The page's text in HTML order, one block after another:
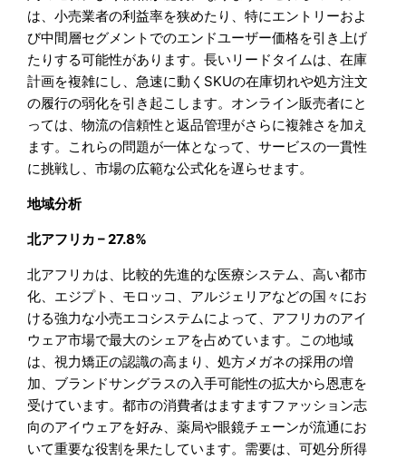
は、小売業者の利益率を狭めたり、特にエントリーおよ
び中間層セグメントでのエンドユーザー価格を引き上げ
たりする可能性があります。長いリードタイムは、在庫
計画を複雑にし、急速に動くSKUの在庫切れや処方注文
の履行の弱化を引き起こします。オンライン販売者にと
っては、物流の信頼性と返品管理がさらに複雑さを加え
ます。これらの問題が一体となって、サービスの一貫性
に挑戦し、市場の広範な公式化を遅らせます。
地域分析
北アフリカ – 27.8%
北アフリカは、比較的先進的な医療システム、高い都市
化、エジプト、モロッコ、アルジェリアなどの国々にお
ける強力な小売エコシステムによって、アフリカのアイ
ウェア市場で最大のシェアを占めています。この地域
は、視力矯正の認識の高まり、処方メガネの採用の増
加、ブランドサングラスの入手可能性の拡大から恩恵を
受けています。都市の消費者はますますファッション志
向のアイウェアを好み、薬局や眼鏡チェーンが流通にお
いて重要な役割を果たしています。需要は、可処分所得